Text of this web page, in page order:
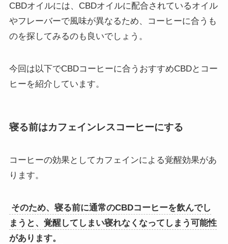
CBDオイルには、CBDオイルに配合されているオイル
やフレーバーで風味が異なるため、コーヒーに合うも
のを探してみるのも良いでしょう。
今回は以下でCBDコーヒーに合うおすすめCBDとコー
ヒーを紹介しています。
寝る前はカフェインレスコーヒーにする
コーヒーの効果としてカフェインによる覚醒効果があ
ります。
そのため、寝る前に通常のCBDコーヒーを飲んでし
まうと、覚醒してしまい寝れなくなってしまう可能性
があります。